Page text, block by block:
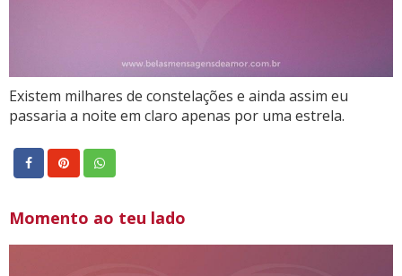
Existem milhares de constelações e ainda assim eu
passaria a noite em claro apenas por uma estrela.
Momento ao teu lado